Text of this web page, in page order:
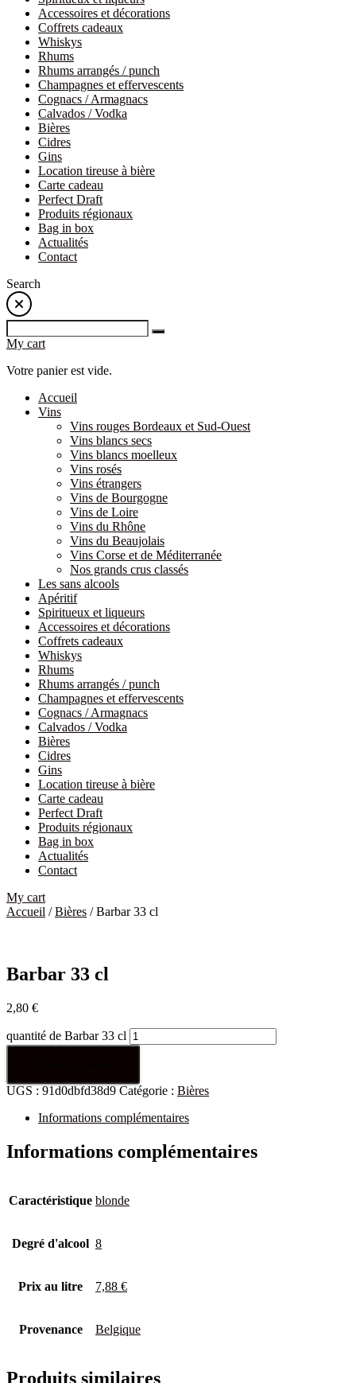
Accessoires et décorations
Coffrets cadeaux
Whiskys
Rhums
Rhums arrangés / punch
Champagnes et effervescents
Cognacs / Armagnacs
Calvados / Vodka
Bières
Cidres
Gins
Location tireuse à bière
Carte cadeau
Perfect Draft
Produits régionaux
Bag in box
Actualités
Contact
Search
My cart
Votre panier est vide.
Accueil
Vins
Vins rouges Bordeaux et Sud-Ouest
Vins blancs secs
Vins blancs moelleux
Vins rosés
Vins étrangers
Vins de Bourgogne
Vins de Loire
Vins du Rhône
Vins du Beaujolais
Vins Corse et de Méditerranée
Nos grands crus classés
Les sans alcools
Apéritif
Spiritueux et liqueurs
Accessoires et décorations
Coffrets cadeaux
Whiskys
Rhums
Rhums arrangés / punch
Champagnes et effervescents
Cognacs / Armagnacs
Calvados / Vodka
Bières
Cidres
Gins
Location tireuse à bière
Carte cadeau
Perfect Draft
Produits régionaux
Bag in box
Actualités
Contact
My cart
Accueil /Bières / Barbar 33 cl
Barbar 33 cl
2,80 €
quantité de Barbar 33 cl
UGS : 91d0dbfd38d9 Catégorie : Bières
Informations complémentaires
Informations complémentaires
Caractéristique blonde
Degré d'alcool 8
Prix au litre 7,88 €
Provenance Belgique
Produits similaires